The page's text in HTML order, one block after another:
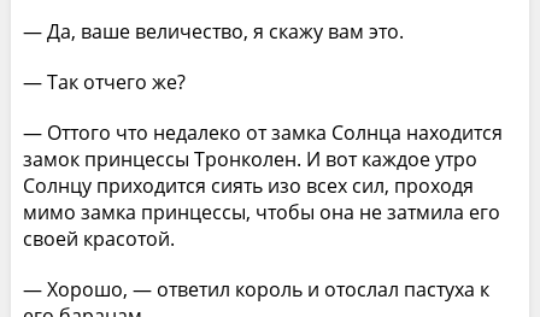
— Да, ваше величество, я скажу вам это.
— Так отчего же?
— Оттого что недалеко от замка Солнца находится
замок принцессы Тронколен. И вот каждое утро
Солнцу приходится сиять изо всех сил, проходя
мимо замка принцессы, чтобы она не затмила его
своей красотой.
— Хорошо, — ответил король и отослал пастуха к